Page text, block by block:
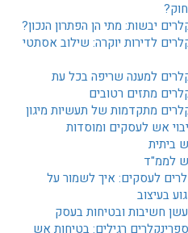
יבשות: מתי הן הפתרון הנכון?
לדירות יוקרה: שילוב אסתטי
למענה שריפה בכל עת
מתזים רטובים
מתקדמות של תעשיות מיגון
אש לעסקים ומוסדות
ביתית
לממ"ד
לעסקים: איך לשמור על
בעיצוב
חשיבות ובטיחות בעסק
רגילים: בטיחות אש